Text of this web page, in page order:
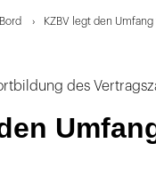
KZBV legt den
des